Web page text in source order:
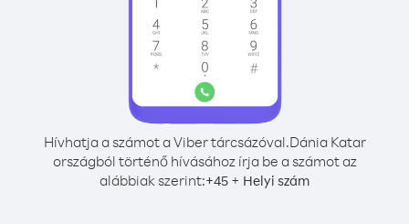
Hívhatja a számot a Viber tárcsázóval.Dánia Katar
országból történő hívásához írja be a számot az
alábbiak szerint:+45 + Helyi szám